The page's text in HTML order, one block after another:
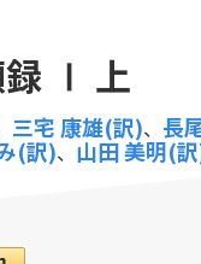
録 Ⅰ 上
三宅 康雄(訳)、 長
(訳)、 山田 美明(